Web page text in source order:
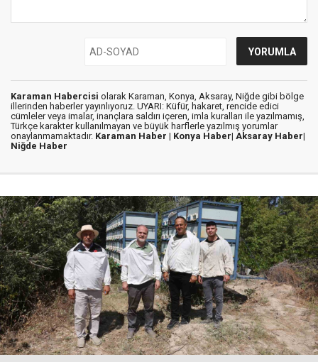
Karaman Habercisi olarak Karaman, Konya, Aksaray, Niğde gibi bölge
illerinden haberler yayınlıyoruz. UYARI: Küfür, hakaret, rencide edici
cümleler veya imalar, inançlara saldırı içeren, imla kuralları ile yazılmamış,
Türkçe karakter kullanılmayan ve büyük harflerle yazılmış yorumlar
onaylanmamaktadır. Karaman Haber | Konya Haber| Aksaray Haber|
Niğde Haber